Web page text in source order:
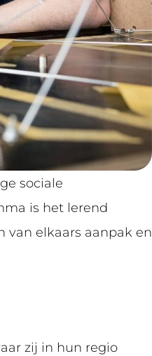
sociale
is het lerend
van elkaars aanpak en
zij in hun regio